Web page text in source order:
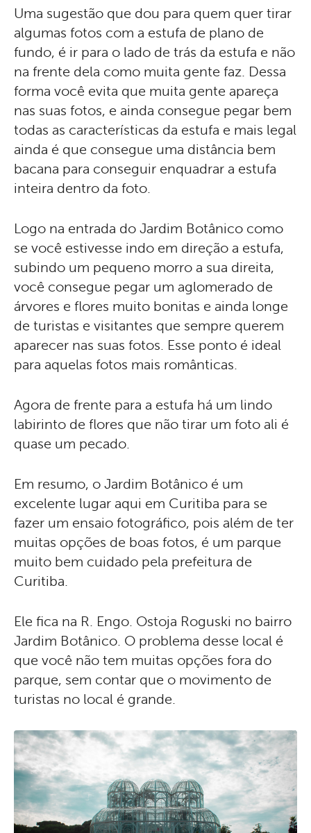
Uma sugestão que dou para quem quer tirar
algumas fotos com a estufa de plano de
fundo, é ir para o lado de trás da estufa e não
na frente dela como muita gente faz. Dessa
forma você evita que muita gente apareça
nas suas fotos, e ainda consegue pegar bem
todas as características da estufa e mais legal
ainda é que consegue uma distância bem
bacana para conseguir enquadrar a estufa
inteira dentro da foto.
Logo na entrada do Jardim Botânico como
se você estivesse indo em direção a estufa,
subindo um pequeno morro a sua direita,
você consegue pegar um aglomerado de
árvores e flores muito bonitas e ainda longe
de turistas e visitantes que sempre querem
aparecer nas suas fotos. Esse ponto é ideal
para aquelas fotos mais românticas.
Agora de frente para a estufa há um lindo
labirinto de flores que não tirar um foto ali é
quase um pecado.
Em resumo, o Jardim Botânico é um
excelente lugar aqui em Curitiba para se
fazer um ensaio fotográfico, pois além de ter
muitas opções de boas fotos, é um parque
muito bem cuidado pela prefeitura de
Curitiba.
Ele fica na R. Engo. Ostoja Roguski no bairro
Jardim Botânico. O problema desse local é
que você não tem muitas opções fora do
parque, sem contar que o movimento de
turistas no local é grande.